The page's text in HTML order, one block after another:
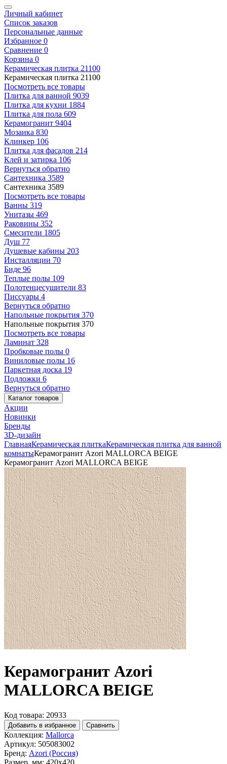
Личный кабинет
Список заказов
Персональные данные
Избранное 0
Сравнение 0
Корзина 0
Керамическая плитка 21100
Керамическая плитка 21100
Посмотреть все товары
Плитка для ванной 9039
Плитка для кухни 1884
Плитка для пола 609
Керамогранит 9404
Мозаика 830
Клинкер 106
Плитка для фасадов 214
Клей и затирка 106
Вернуться обратно
Сантехника 3589
Сантехника 3589
Посмотреть все товары
Ванны 319
Унитазы 469
Раковины 352
Смесители 1805
Душ 77
Душевые кабины 203
Инсталляции 70
Биде 96
Теплые полы 109
Полотенцесушители 83
Писсуары 4
Вернуться обратно
Напольные покрытия 370
Напольные покрытия 370
Посмотреть все товары
Ламинат 328
Пробковые полы 0
Виниловые полы 16
Паркетная доска 19
Подложки 6
Вернуться обратно
Каталог товаров
Акции
Новинки
Бренды
3D-дизайн
ГлавнаяКерамическая плиткаКерамическая плитка для ванной
комнатыКерамогранит Azori MALLORCA BEIGE
Керамогранит Azori MALLORCA BEIGE
Керамогранит Azori
MALLORCA BEIGE
Код товара: 20933
Добавить в избранное Сравнить
Коллекция: Mallorca
Артикул: 505083002
Бренд: Azori (Россия)
Размер, мм: 420x420